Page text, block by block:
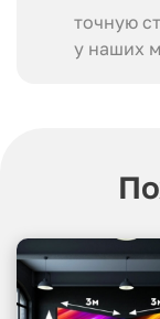
точную
у наших